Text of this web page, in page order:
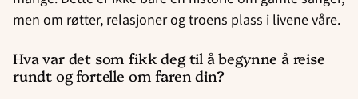
men om røtter, relasjoner og troens plass i livene våre.
Hva var det som fikk deg til å begynne å reise
rundt og fortelle om faren din?